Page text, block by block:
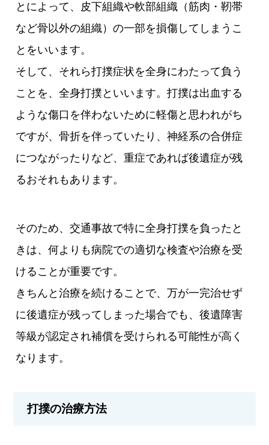
とによって、皮下組織や軟部組織（筋肉・靭帯
など骨以外の組織）の一部を損傷してしまうこ
とをいいます。
そして、それら打撲症状を全身にわたって負う
ことを、全身打撲といいます。打撲は出血する
ような傷口を伴わないために軽傷と思われがち
ですが、骨折を伴っていたり、神経系の合併症
につながったりなど、重症であれば後遺症が残
るおそれもあります。
そのため、交通事故で特に全身打撲を負ったと
きは、何よりも病院での適切な検査や治療を受
けることが重要です。
きちんと治療を続けることで、万が一完治せず
に後遺症が残ってしまった場合でも、後遺障害
等級が認定され補償を受けられる可能性が高く
なります。
打撲の治療方法